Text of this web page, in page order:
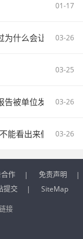
01-17
为什么会让自己更被
03-26
03-25
被单位发现容易把
03-26
能看出来假的征信
03-26
作 | 免责声明
|
提交 |
SiteMap
接